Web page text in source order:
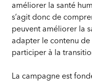
améliorer la santé
s’agit donc de
peuvent améliorer la
adapter le contenu
participer à la
La campagne est